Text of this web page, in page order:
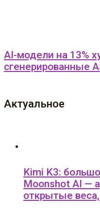
AI-модели на 13%
сгенерированные
Актуальное
Kimi K3:
Moonshot AI —
открытые